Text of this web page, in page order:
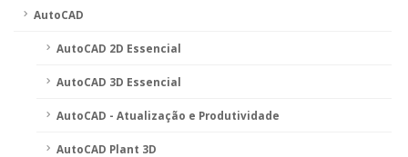
AutoCAD
AutoCAD 2D Essencial
AutoCAD 3D Essencial
AutoCAD - Atualização e Produtividade
AutoCAD Plant 3D